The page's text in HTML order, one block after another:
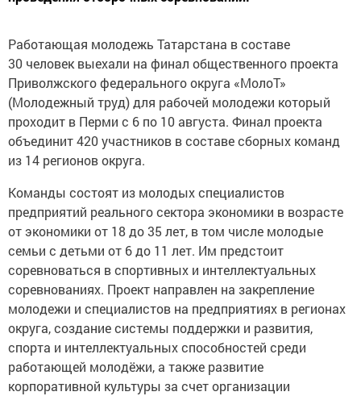
Работающая молодежь Татарстана в составе
30 человек выехали на финал общественного проекта
Приволжского федерального округа «МолоТ»
(Молодежный труд) для рабочей молодежи который
проходит в Перми с 6 по 10 августа. Финал проекта
объединит 420 участников в составе сборных команд
из 14 регионов округа.
Команды состоят из молодых специалистов
предприятий реального сектора экономики в возрасте
от экономики от 18 до 35 лет, в том числе молодые
семьи с детьми от 6 до 11 лет. Им предстоит
соревноваться в спортивных и интеллектуальных
соревнованиях. Проект направлен на закрепление
молодежи и специалистов на предприятиях в регионах
округа, создание системы поддержки и развития,
спорта и интеллектуальных способностей среди
работающей молодёжи, а также развитие
корпоративной культуры за счет организации